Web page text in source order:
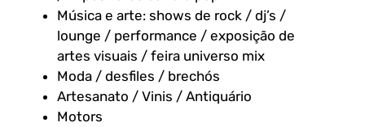
Música e arte: shows de rock / dj’s /
lounge / performance / exposição de
artes visuais / feira universo mix
Moda / desfiles / brechós
Artesanato / Vinis / Antiquário
Motors